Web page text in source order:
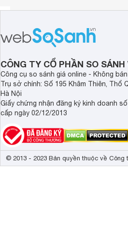
CÔNG TY CỔ PHẦN SO SÁNH
Công cụ so sánh giá online - Không
Trụ sở chính: Số 195 Khâm Thiên, Thổ
Hà Nội
Giấy chứng nhận đăng ký kinh doanh
cấp ngày 02/12/2013
© 2013 - 2023 Bản quyền thuộc về Công